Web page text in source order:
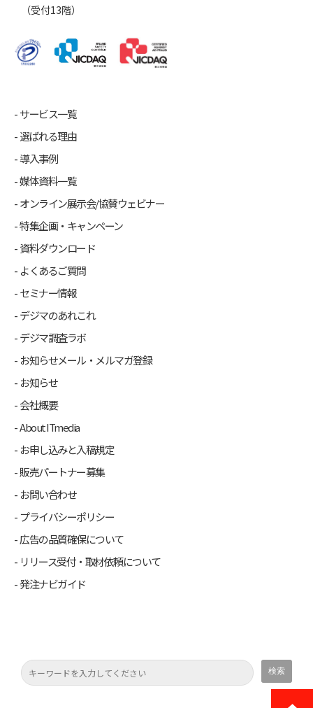
（受付13階）
サービス一覧
選ばれる理由
導入事例
媒体資料一覧
オンライン展示会/協賛ウェビナー
特集企画・キャンペーン
資料ダウンロード
よくあるご質問
セミナー情報
デジマのあれこれ
デジマ調査ラボ
お知らせメール・メルマガ登録
お知らせ
会社概要
About ITmedia
お申し込みと入稿規定
販売パートナー募集
お問い合わせ
プライバシーポリシー
広告の品質確保について
リリース受付・取材依頼について
発注ナビガイド